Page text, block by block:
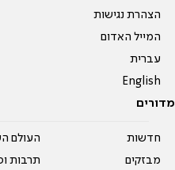
הצהרת נגישות
המייל האדום
עברית
English
מדורים
חדשות
מבזקים
העולם
תרבות